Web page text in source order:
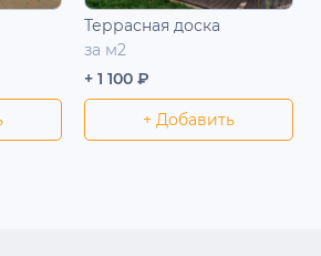
Террасная доска
за м2
+ 1 100 ₽
+ Добавить